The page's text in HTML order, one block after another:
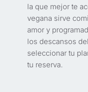
la que mejor te
vegana sirve
amor y
los descansos
seleccionar tu
tu reserva.